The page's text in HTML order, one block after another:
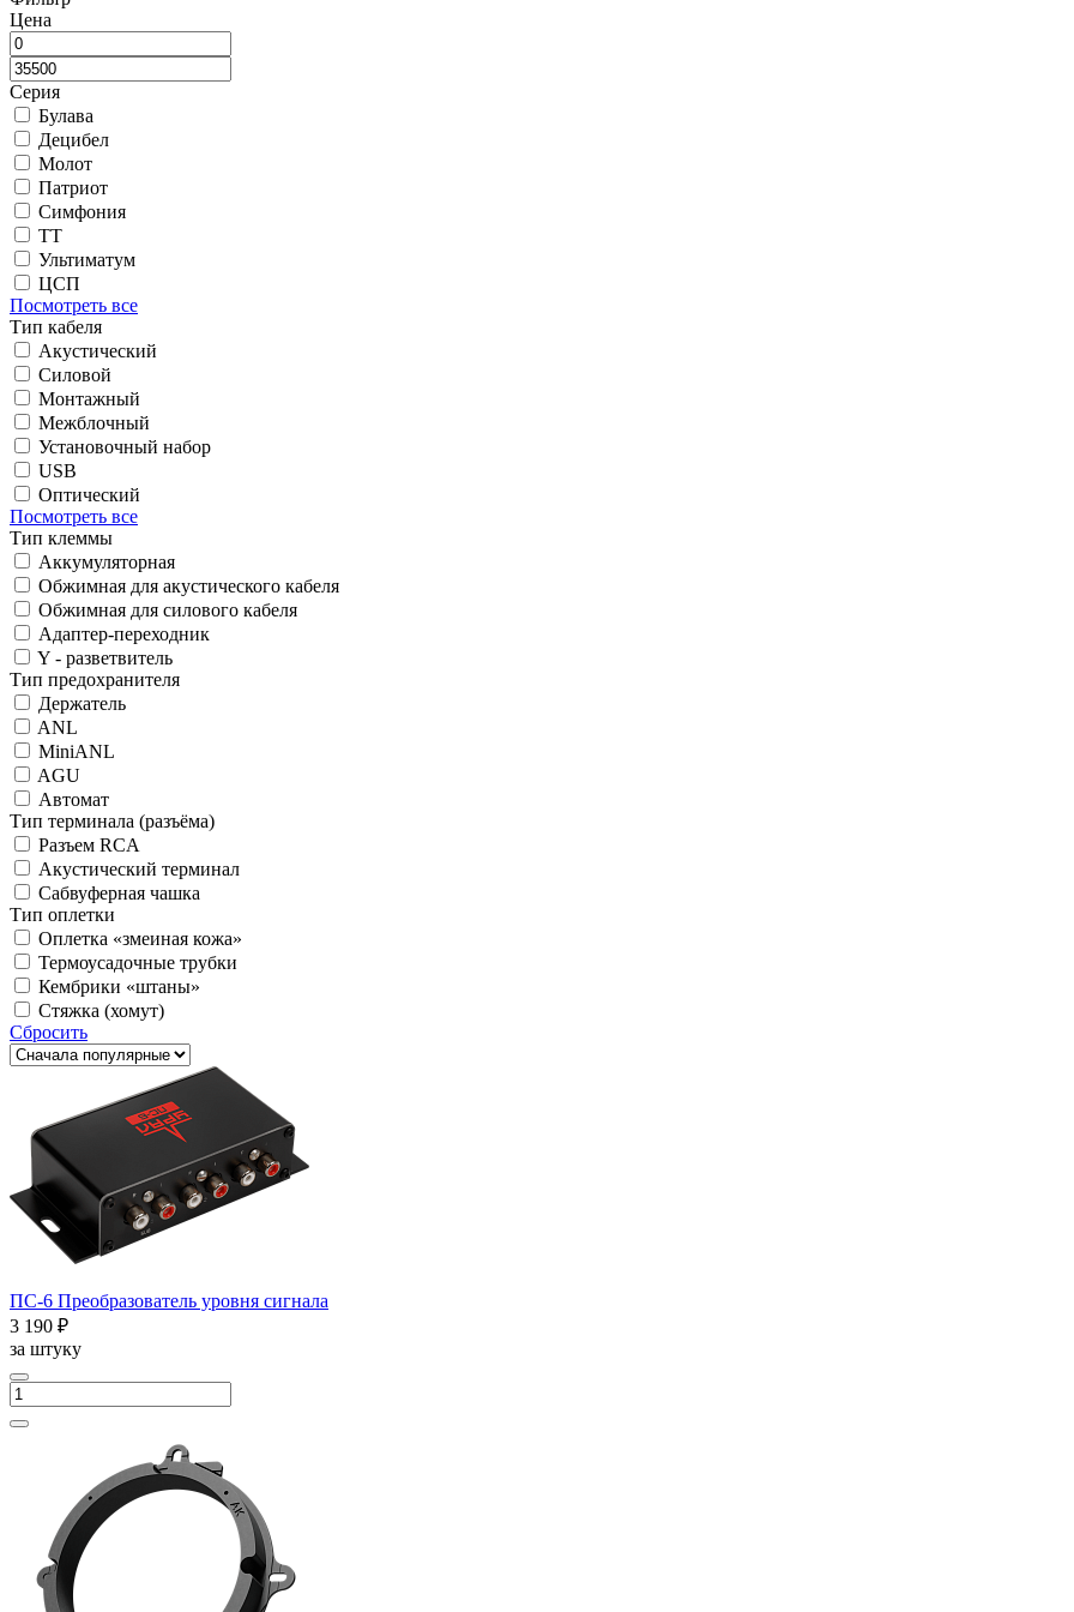
Цена
Серия
Булава
Децибел
Молот
Патриот
Симфония
ТТ
Ультиматум
ЦСП
Посмотреть все
Тип кабеля
Акустический
Силовой
Монтажный
Межблочный
Установочный набор
USB
Оптический
Посмотреть все
Тип клеммы
Аккумуляторная
Обжимная для акустического кабеля
Обжимная для силового кабеля
Адаптер-переходник
Y - разветвитель
Тип предохранителя
Держатель
ANL
MiniANL
AGU
Автомат
Тип терминала (разъёма)
Разъем RCA
Акустический терминал
Сабвуферная чашка
Тип оплетки
Оплетка «змеиная кожа»
Термоусадочные трубки
Кембрики «штаны»
Cтяжка (хомут)
Сбросить
ПС-6 Преобразователь уровня сигнала
3 190 ₽
за штуку